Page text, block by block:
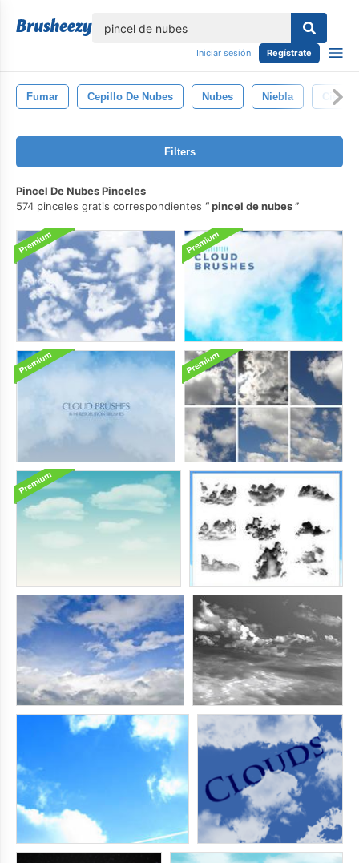
Iniciar sesión Regístrate
Fumar Cepillo De Nubes Nubes Niebla Cielo
Filters
Pincel De Nubes Pinceles
574 pinceles gratis correspondientes
pincel de nubes